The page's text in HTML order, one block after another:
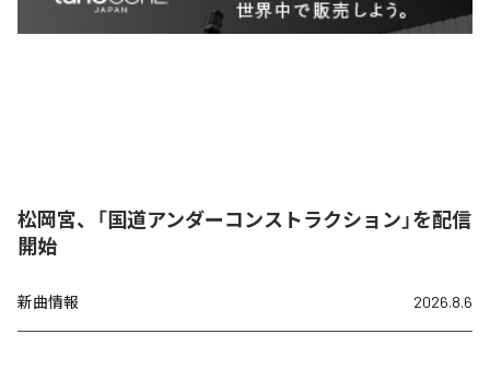
松岡宮、「国道アンダーコンストラクション」を配信
開始
新曲情報 2026.8.6